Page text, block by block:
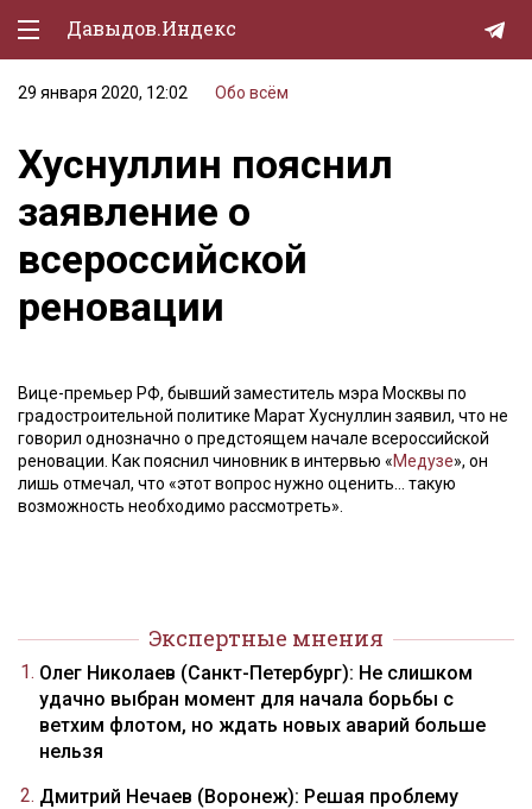
Давыдов.Индекс
Политическая жизнь
Экономика
Природа
Образование
Спорт
Lifestyle
Мурзилка
29 января 2020, 12:02 Обо всём
Хуснуллин пояснил
заявление о
всероссийской
реновации
Вице-премьер РФ, бывший заместитель мэра Москвы по
градостроительной политике Марат Хуснуллин заявил, что не
говорил однозначно о предстоящем начале всероссийской
реновации. Как пояснил чиновник в интервью «Медузе», он
лишь отмечал, что «этот вопрос нужно оценить… такую
возможность необходимо рассмотреть».
Экспертные мнения
Олег Николаев (Санкт-Петербург): Не слишком
удачно выбран момент для начала борьбы с
ветхим флотом, но ждать новых аварий больше
нельзя
Дмитрий Нечаев (Воронеж): Решая проблему